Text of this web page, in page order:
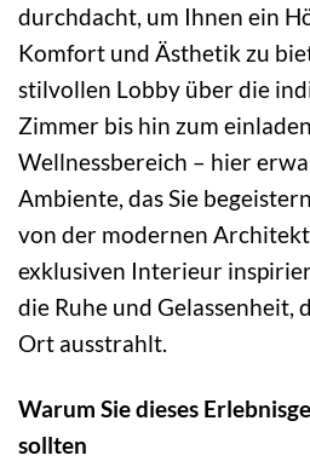
durchdacht, um Ihnen ein
Komfort und Ästhetik zu
stilvollen Lobby über die
Zimmer bis hin zum
Wellnessbereich – hier
Ambiente, das Sie
von der modernen
exklusiven Interieur
die Ruhe und Gelassenheit,
Ort ausstrahlt.
Warum Sie dieses
sollten